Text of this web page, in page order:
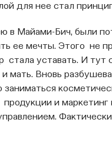
для нее стал
в Майами-Бич, были
ее мечты. Этого не
стала уставать. И тут
мать. Вновь
продукции и